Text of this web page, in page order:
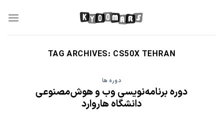
TAG ARCHIVES: CS50X TEHRAN
دوره ها
دوره برنامه‌نویسی وب و هوش‌مصنوعی
دانشگاه هاروارد